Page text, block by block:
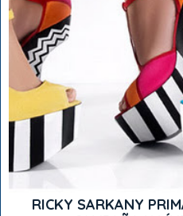
RICKY SARKANY